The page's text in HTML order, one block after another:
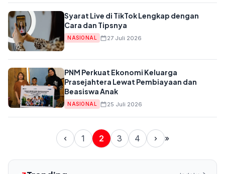
Syarat Live di TikTok Lengkap dengan
Cara dan Tipsnya
NASIONAL 27 Juli 2026
PNM Perkuat Ekonomi Keluarga
Prasejahtera Lewat Pembiayaan dan
Beasiswa Anak
NASIONAL 25 Juli 2026
‹ 1 2 3 4 › »